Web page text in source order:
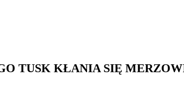
TUSK KŁANIA SIĘ